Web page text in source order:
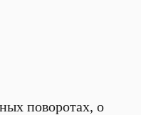
поворотах, о